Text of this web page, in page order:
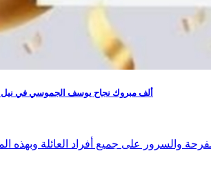
ألف مبروك نجاح يوسف الجموسي في نيل